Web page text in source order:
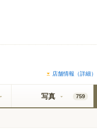
店舗情報（詳細）
写真 759